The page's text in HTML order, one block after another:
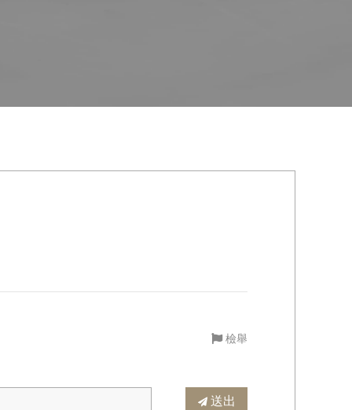
檢舉
送出